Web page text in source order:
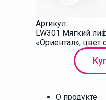
Артикул:
LW301 Мягкий
«Ориентал», цвет
О продукте